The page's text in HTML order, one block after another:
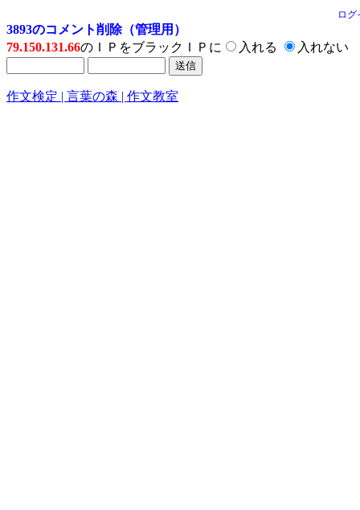
ログ
3893のコメント削除（管理用）
79.150.131.66のＩＰをブラックＩＰに 入れる 入れない
作文検定 | 言葉の森 | 作文教室